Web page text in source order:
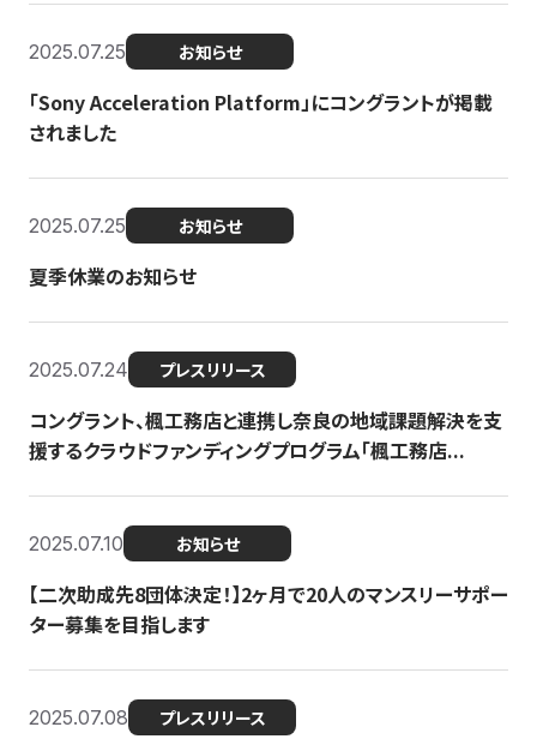
2025.07.25 お知らせ
「Sony Acceleration Platform」にコングラントが掲載
されました
2025.07.25 お知らせ
夏季休業のお知らせ
2025.07.24 プレスリリース
コングラント、楓工務店と連携し奈良の地域課題解決を支
援するクラウドファンディングプログラム「楓工務店...
2025.07.10 お知らせ
【二次助成先8団体決定！】2ヶ月で20人のマンスリーサポー
ター募集を目指します
2025.07.08 プレスリリース